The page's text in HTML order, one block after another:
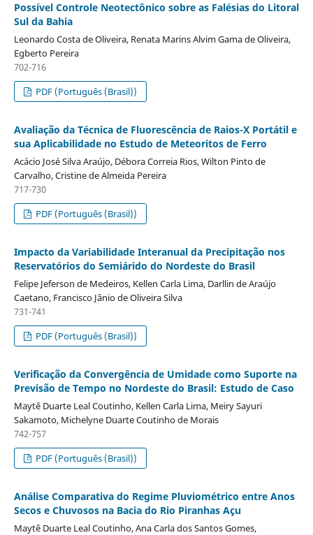
Possível Controle Neotectônico sobre as Falésias do Litoral
Sul da Bahia
Leonardo Costa de Oliveira, Renata Marins Alvim Gama de Oliveira,
Egberto Pereira
702-716
PDF (Português (Brasil))
Avaliação da Técnica de Fluorescência de Raios-X Portátil e
sua Aplicabilidade no Estudo de Meteoritos de Ferro
Acácio José Silva Araújo, Débora Correia Rios, Wilton Pinto de
Carvalho, Cristine de Almeida Pereira
717-730
PDF (Português (Brasil))
Impacto da Variabilidade Interanual da Precipitação nos
Reservatórios do Semiárido do Nordeste do Brasil
Felipe Jeferson de Medeiros, Kellen Carla Lima, Darllin de Araújo
Caetano, Francisco Jânio de Oliveira Silva
731-741
PDF (Português (Brasil))
Verificação da Convergência de Umidade como Suporte na
Previsão de Tempo no Nordeste do Brasil: Estudo de Caso
Maytê Duarte Leal Coutinho, Kellen Carla Lima, Meiry Sayuri
Sakamoto, Michelyne Duarte Coutinho de Morais
742-757
PDF (Português (Brasil))
Análise Comparativa do Regime Pluviométrico entre Anos
Secos e Chuvosos na Bacia do Rio Piranhas Açu
Maytê Duarte Leal Coutinho, Ana Carla dos Santos Gomes,